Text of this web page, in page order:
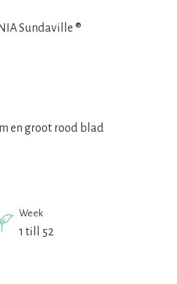
Sundaville ®
en groot rood blad
Week
1 till 52